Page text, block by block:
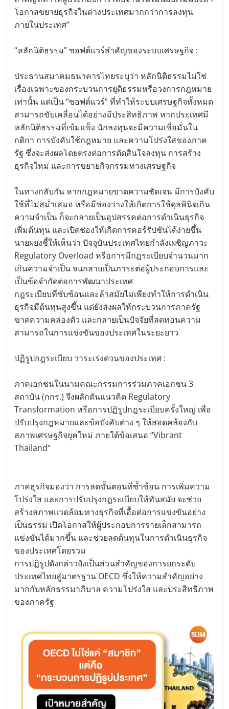
โอกาสขยายธุรกิจในต่างประเทศมากกว่าการลงทุน
ภายในประเทศ”
“หลักนิติธรรม” ซอฟต์แวร์สำคัญของระบบเศรษฐกิจ :
ประธานสมาคมธนาคารไทยระบุว่า หลักนิติธรรมไม่ใช่
เรื่องเฉพาะของกระบวนการยุติธรรมหรือวงการกฎหมาย
เท่านั้น แต่เป็น “ซอฟต์แวร์” ที่ทำให้ระบบเศรษฐกิจทั้งหมด
สามารถขับเคลื่อนได้อย่างมีประสิทธิภาพ หากประเทศมี
หลักนิติธรรมที่เข้มแข็ง นักลงทุนจะมีความเชื่อมั่นใน
กติกา การบังคับใช้กฎหมาย และความโปร่งใสของภาค
รัฐ ซึ่งจะส่งผลโดยตรงต่อการตัดสินใจลงทุน การสร้าง
ธุรกิจใหม่ และการขยายกิจกรรมทางเศรษฐกิจ
ในทางกลับกัน หากกฎหมายขาดความชัดเจน มีการบังคับ
ใช้ที่ไม่สม่ำเสมอ หรือมีช่องว่างให้เกิดการใช้ดุลพินิจเกิน
ความจำเป็น ก็จะกลายเป็นอุปสรรคต่อการดำเนินธุรกิจ
เพิ่มต้นทุน และเปิดช่องให้เกิดการคอร์รัปชันได้ง่ายขึ้น
นายผยงชี้ให้เห็นว่า ปัจจุบันประเทศไทยกำลังเผชิญภาวะ
Regulatory Overload หรือการมีกฎระเบียบจำนวนมาก
เกินความจำเป็น จนกลายเป็นภาระต่อผู้ประกอบการและ
เป็นข้อจำกัดต่อการพัฒนาประเทศ
กฎระเบียบที่ซับซ้อนและล้าสมัยไม่เพียงทำให้การดำเนิน
ธุรกิจมีต้นทุนสูงขึ้น แต่ยังส่งผลให้กระบวนการภาครัฐ
ขาดความคล่องตัว และกลายเป็นปัจจัยที่ลดทอนความ
สามารถในการแข่งขันของประเทศในระยะยาว
ปฏิรูปกฎระเบียบ วาระเร่งด่วนของประเทศ :
ภาคเอกชนในนามคณะกรรมการร่วมภาคเอกชน 3
สถาบัน (กกร.) จึงผลักดันแนวคิด Regulatory
Transformation หรือการปฏิรูปกฎระเบียบครั้งใหญ่ เพื่อ
ปรับปรุงกฎหมายและข้อบังคับต่าง ๆ ให้สอดคล้องกับ
สภาพเศรษฐกิจยุคใหม่ ภายใต้ข้อเสนอ “Vibrant
Thailand”
ภาคธุรกิจมองว่า การลดขั้นตอนที่ซ้ำซ้อน การเพิ่มความ
โปร่งใส และการปรับปรุงกฎระเบียบให้ทันสมัย จะช่วย
สร้างสภาพแวดล้อมทางธุรกิจที่เอื้อต่อการแข่งขันอย่าง
เป็นธรรม เปิดโอกาสให้ผู้ประกอบการรายเล็กสามารถ
แข่งขันได้มากขึ้น และช่วยลดต้นทุนในการดำเนินธุรกิจ
ของประเทศโดยรวม
การปฏิรูปดังกล่าวยังเป็นส่วนสำคัญของการยกระดับ
ประเทศไทยสู่มาตรฐาน OECD ซึ่งให้ความสำคัญอย่าง
มากกับหลักธรรมาภิบาล ความโปร่งใส และประสิทธิภาพ
ของภาครัฐ